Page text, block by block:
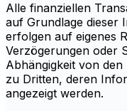
Alle finanziellen
auf Grundlage dieser
erfolgen auf eigenes
Verzögerungen oder
Abhängigkeit von
zu Dritten, deren
angezeigt werden.